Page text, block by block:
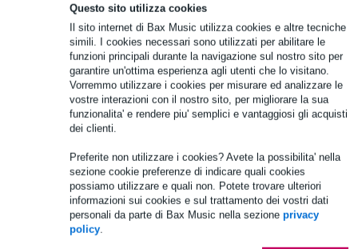
Questo sito utilizza cookies
Il sito internet di Bax Music utilizza cookies e altre tecniche
simili. I cookies necessari sono utilizzati per abilitare le
funzioni principali durante la navigazione sul nostro sito per
garantire un'ottima esperienza agli utenti che lo visitano.
Vorremmo utilizzare i cookies per misurare ed analizzare le
vostre interazioni con il nostro sito, per migliorare la sua
funzionalita' e rendere piu' semplici e vantaggiosi gli acquisti
dei clienti.
Preferite non utilizzare i cookies? Avete la possibilita' nella
sezione cookie preferenze di indicare quali cookies
possiamo utilizzare e quali non. Potete trovare ulteriori
informazioni sui cookies e sul trattamento dei vostri dati
personali da parte di Bax Music nella sezione privacy
policy.
costruzione in polimero stampato resistente agli urti
impermeabile e antipolvere
maniglia estensibile e ruote sugli angoli per un facile trasporto
Specifiche complete
Vedi anche (4)
Accessori (15)